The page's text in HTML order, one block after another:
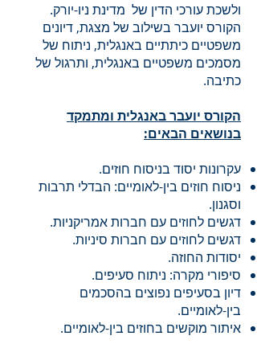
ולשכת עורכי הדין של מדינת ניו-יורק.
הקורס יועבר בשילוב של מצגת, דיונים
משפטיים כיתתיים באנגלית, ניתוח של
מסמכים משפטיים באנגלית, ותרגול של
כתיבה.
הקורס יועבר באנגלית ומתמקד
בנושאים הבאים:
עקרונות יסוד בניסוח חוזים.
ניסוח חוזים בין-לאומיים: הבדלי תרבות
וסגנון.
דגשים לחוזים עם חברות אמריקניות.
דגשים לחוזים עם חברות סיניות.
יסודות החוזה.
סיפורי מקרה: ניתוח סעיפים.
דיון בסעיפים נפוצים בהסכמים
בין-לאומיים.
איתור מוקשים בחוזים בין-לאומיים.